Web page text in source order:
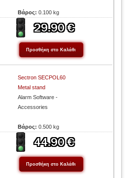
Βάρος:0.100 kg
Sectron SECPOL60
Metal stand
Alarm Software -
Accessories
Βάρος:0.500 kg